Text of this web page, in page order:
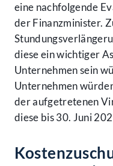
eine nachfolgende
der Finanzminister.
diese ein wichtiger
Unternehmen sein
Unternehmen
der aufgetretenen
diese bis 30. Juni